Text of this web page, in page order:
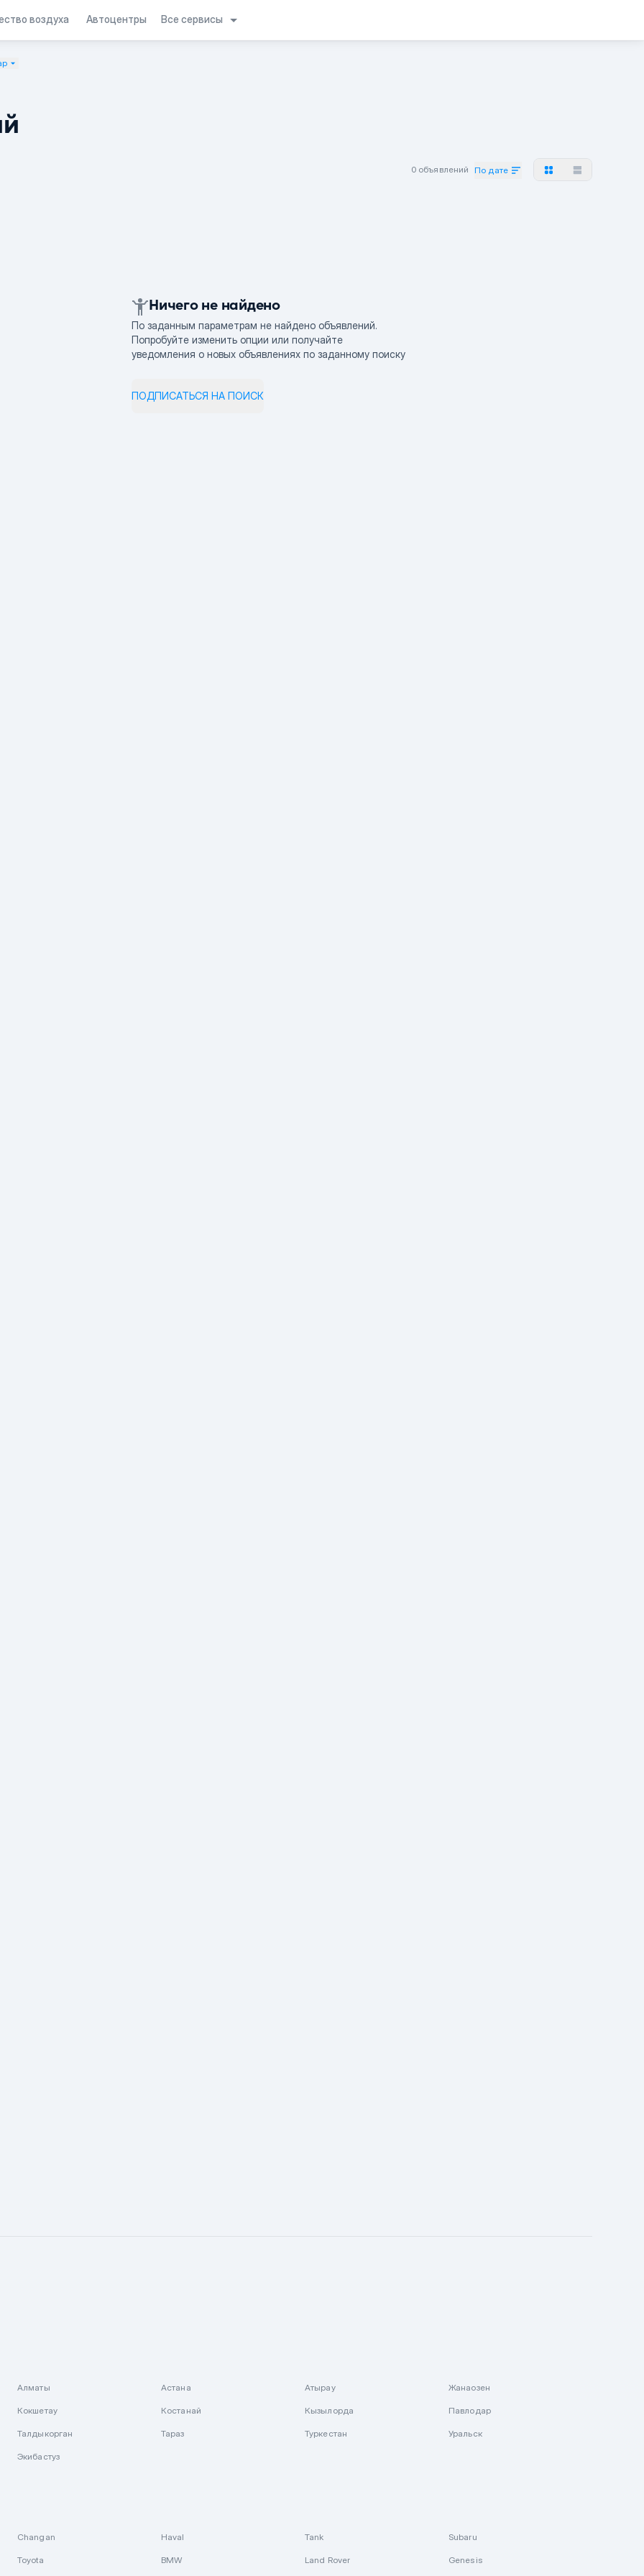
воздуха Автоцентры Все сервисы
0 объявлений По дате
Ничего не найдено
По заданным параметрам не найдено объявлений.
Попробуйте изменить опции или получайте
уведомления о новых объявлениях по заданному поиску
ПОДПИСАТЬСЯ НА ПОИСК
Алматы Астана Атырау Жанаозен
Кокшетау Костанай Кызылорда Павлодар
Талдыкорган Тараз Туркестан Уральск
Экибастуз
Changan Haval Tank Subaru
Toyota BMW Land Rover Genesis